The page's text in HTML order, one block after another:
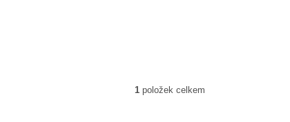
1 položek celkem